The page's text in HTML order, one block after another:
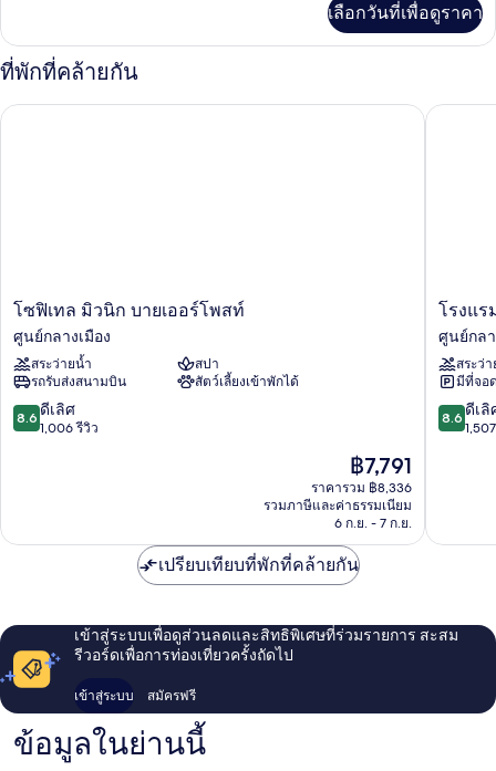
ซ์,
เตียง
2
เกี่ยว
กับ
ห้อง
ลัก
เลือกวันที่เพื่อดูราคา
ที่พักที่คล้ายกัน
โซ
ฟิ
เทล
มิ
วนิก
บาย
เอ
โซฟิเทล มิวนิก บายเออร์โพสท์
ศูนย์กลางเมือง
สระว่ายน้ำ
สปา
รถรับส่งสนามบิน
สัตว์เลี้ยงเข้าพักได้
8.6
จาก
8.6 ดีเลิศ
1,006 รีวิว
ราคา
ปัจจุบัน
คือ
฿7,791
฿7,791
ราคารวม ฿8,336
รวมภาษีและค่าธรรมเนียม
6 ก.ย. - 7 ก.ย.
โซฟิเทล มิวนิก บายเออร์โพสท์
โรงแรม
มา
รี
ทิม
มึน
เคน
ศูนย์กล
โรงแ
ศูนย์กลา
สระว่
มีที่จอ
8.6
จาก
8.6 ดีเลิ
โรงแรม
เปรียบเทียบที่พักที่คล้ายกัน
เข้าสู่ระบบเพื่อดูส่วนลดและสิทธิพิเศษที่ร่วมรายการ สะสม
รีวอร์ดเพื่อการท่องเที่ยวครั้งถัดไป
เข้าสู่ระบบ สมัครฟรี
ข้อมูลในย่านนี้